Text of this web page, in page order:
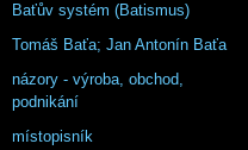
Baťův systém (Batismus)
Tomáš Baťa; Jan Antonín Baťa
názory - výroba, obchod,
podnikání
místopisník